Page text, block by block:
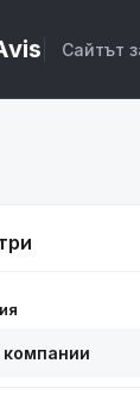
Сайтът
компании